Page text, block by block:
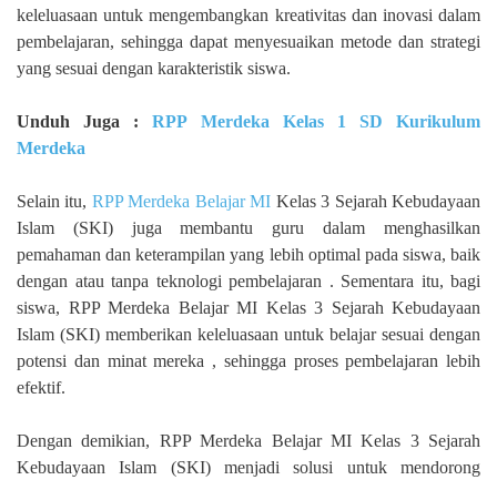
keleluasaan untuk mengembangkan kreativitas dan inovasi dalam
pembelajaran, sehingga dapat menyesuaikan metode dan strategi
yang sesuai dengan karakteristik siswa.
Unduh Juga :RPP Merdeka Kelas 1 SD Kurikulum
Merdeka
Selain itu, RPP Merdeka Belajar MI Kelas 3 Sejarah Kebudayaan
Islam (SKI) juga membantu guru dalam menghasilkan
pemahaman dan keterampilan yang lebih optimal pada siswa, baik
dengan atau tanpa teknologi pembelajaran . Sementara itu, bagi
siswa, RPP Merdeka Belajar MI Kelas 3 Sejarah Kebudayaan
Islam (SKI) memberikan keleluasaan untuk belajar sesuai dengan
potensi dan minat mereka , sehingga proses pembelajaran lebih
efektif.
Dengan demikian, RPP Merdeka Belajar MI Kelas 3 Sejarah
Kebudayaan Islam (SKI) menjadi solusi untuk mendorong